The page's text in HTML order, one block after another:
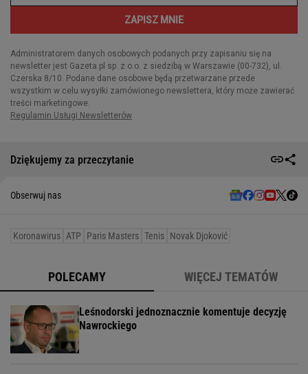
Dziękujemy za przeczytanie
Obserwuj nas
Koronawirus ATP Paris Masters Tenis Novak Djoković
POLECAMY WIĘCEJ TEMATÓW
Leśnodorski jednoznacznie komentuje decyzję
Nawrockiego